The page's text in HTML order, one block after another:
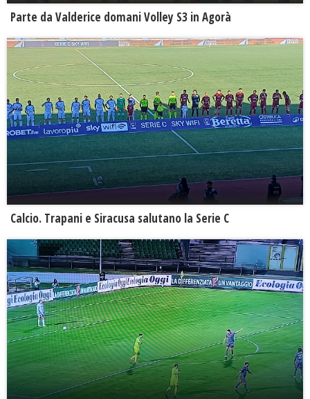
Parte da Valderice domani Volley S3 in Agorà
Calcio. Trapani e Siracusa salutano la Serie C